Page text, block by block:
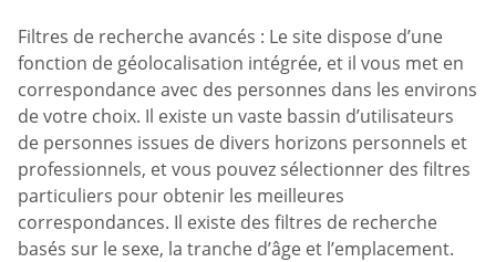
Filtres de recherche avancés : Le site dispose d’une
fonction de géolocalisation intégrée, et il vous met en
correspondance avec des personnes dans les environs
de votre choix. Il existe un vaste bassin d’utilisateurs
de personnes issues de divers horizons personnels et
professionnels, et vous pouvez sélectionner des filtres
particuliers pour obtenir les meilleures
correspondances. Il existe des filtres de recherche
basés sur le sexe, la tranche d’âge et l’emplacement.